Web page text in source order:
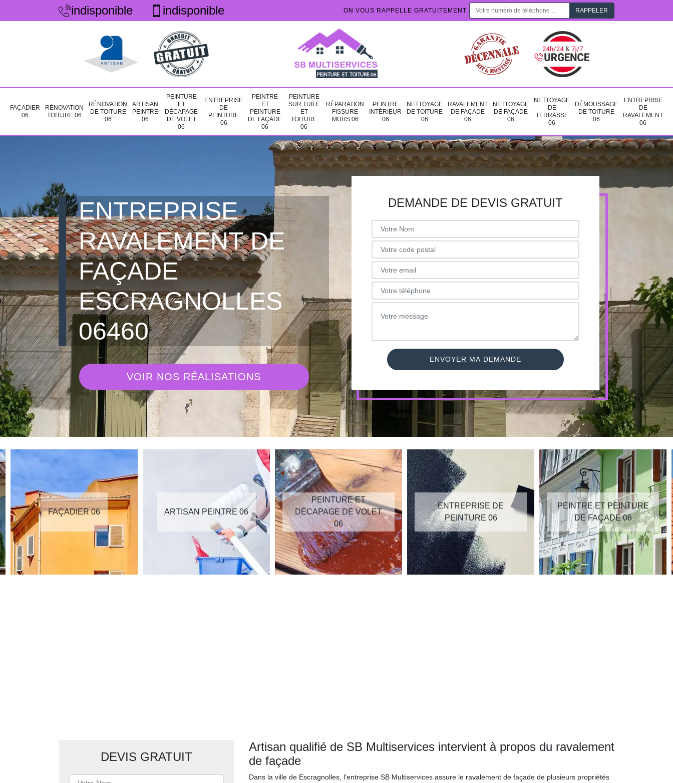
indisponible indisponible ON VOUS RAPPELLE GRATUITEMENT
FAÇADIER
06
RÉNOVATION
TOITURE 06
RÉNOVATION
DE TOITURE
06
ARTISAN
PEINTRE
06
PEINTURE
ET
DÉCAPAGE
DE VOLET
06
ENTREPRISE
DE
PEINTURE
06
PEINTRE
ET
PEINTURE
DE FAÇADE
06
PEINTURE
SUR TUILE
ET
TOITURE
06
RÉPARATION
FISSURE
MURS 06
PEINTRE
INTÉRIEUR
06
NETTOYAGE
DE TOITURE
06
RAVALEMENT
DE FAÇADE
06
NETTOYAGE
DE FAÇADE
06
NETTOYAGE
DE
TERRASSE
06
DÉMOUSSAGE
DE TOITURE
06
ENTREPRISE
DE
RAVALEMENT
06
ENTREPRISE
RAVALEMENT DE
FAÇADE
ESCRAGNOLLES
06460
VOIR NOS RÉALISATIONS
DEMANDE DE DEVIS GRATUIT
FAÇADIER 06 ARTISAN PEINTRE 06
PEINTURE ET
DÉCAPAGE DE VOLET
06
ENTREPRISE DE
PEINTURE 06
PEINTRE ET PEINTURE
DE FAÇADE 06
DEVIS GRATUIT
Artisan qualifié de SB Multiservices intervient à propos du ravalement
de façade
Dans la ville de Escragnolles, l’entreprise SB Multiservices assure le ravalement de façade de plusieurs propriétés